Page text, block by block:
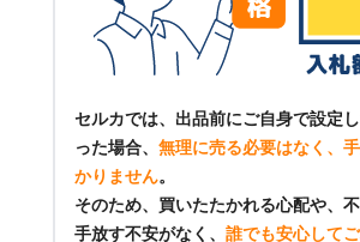
セルカでは、出品前にご自身で設定
った場合、 無理に売る必要はなく、
かりません。
そのため、買いたたかれる心配や、
手放す不安がなく、 誰でも安心して